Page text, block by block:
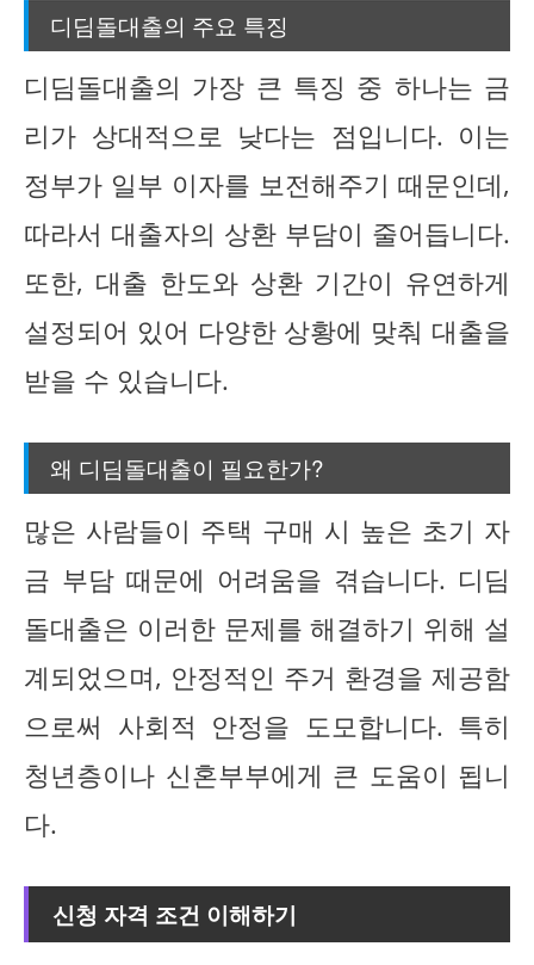
디딤돌대출의 주요 특징
디딤돌대출의 가장 큰 특징 중 하나는 금
리가 상대적으로 낮다는 점입니다. 이는
정부가 일부 이자를 보전해주기 때문인데,
따라서 대출자의 상환 부담이 줄어듭니다.
또한, 대출 한도와 상환 기간이 유연하게
설정되어 있어 다양한 상황에 맞춰 대출을
받을 수 있습니다.
왜 디딤돌대출이 필요한가?
많은 사람들이 주택 구매 시 높은 초기 자
금 부담 때문에 어려움을 겪습니다. 디딤
돌대출은 이러한 문제를 해결하기 위해 설
계되었으며, 안정적인 주거 환경을 제공함
으로써 사회적 안정을 도모합니다. 특히
청년층이나 신혼부부에게 큰 도움이 됩니
다.
신청 자격 조건 이해하기